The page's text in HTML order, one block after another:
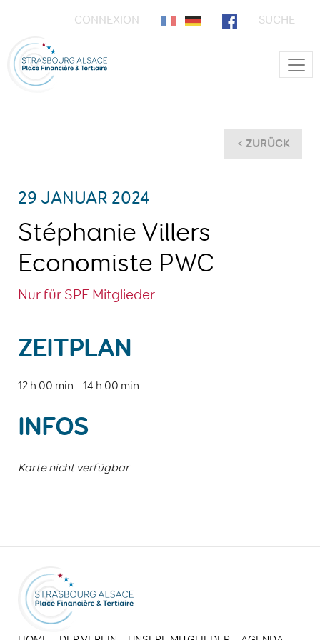
CONNEXION SUCHE
Main Navigation
< ZURÜCK
29 JANUAR 2024
Stéphanie Villers
Economiste PWC
Nur für SPF Mitglieder
ZEITPLAN
12 h 00 min - 14 h 00 min
INFOS
Karte nicht verfügbar